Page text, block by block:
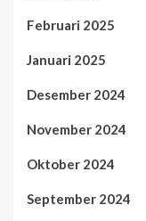
Februari 2025
Januari 2025
Desember 2024
November 2024
Oktober 2024
September 2024